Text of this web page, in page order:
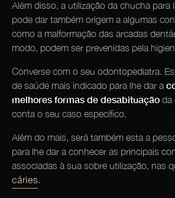
Além disso, a utilização da chucha para
pode dar também origem a algumas
como a malformação das arcadas
modo, podem ser prevenidas pela
Converse com o seu odontopediatra.
de saúde mais indicado para lhe dar a
melhores formas de desabituação da
conta o seu caso específico.
Além do mais, será também esta a
para lhe dar a conhecer as principais
associadas à sua sobre utilização, nas
cáries.